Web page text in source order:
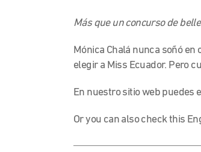
Más que un concurso de
Mónica Chalá nunca soñó
elegir a Miss Ecuador. Pero
En nuestro sitio web puedes
Or you can also check this